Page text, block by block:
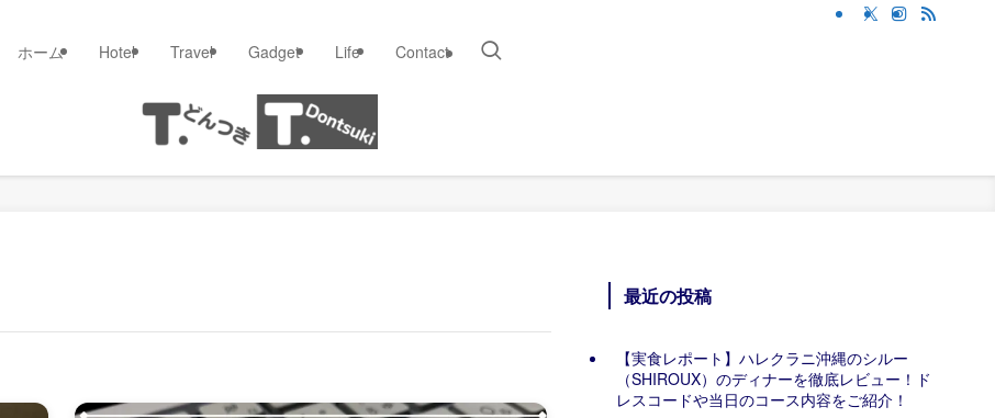
ホーム Hotel Travel Gadget Life Contact
最近の投稿
【実食レポート】ハレクラニ沖縄のシルー
（SHIROUX）のディナーを徹底レビュー！ド
レスコードや当日のコース内容をご紹介！